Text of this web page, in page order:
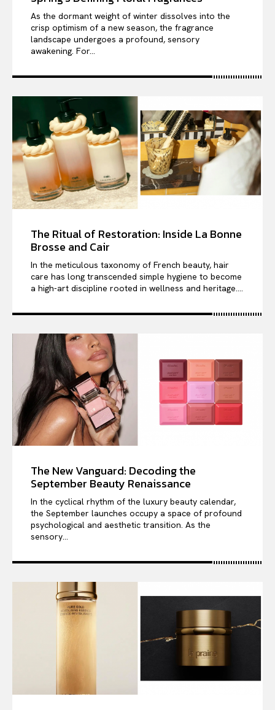
As the dormant weight of winter dissolves into the
crisp optimism of a new season, the fragrance
landscape undergoes a profound, sensory
awakening. For...
The Ritual of Restoration: Inside La Bonne
Brosse and Cair
In the meticulous taxonomy of French beauty, hair
care has long transcended simple hygiene to become
a high-art discipline rooted in wellness and heritage....
The New Vanguard: Decoding the
September Beauty Renaissance
In the cyclical rhythm of the luxury beauty calendar,
the September launches occupy a space of profound
psychological and aesthetic transition. As the
sensory...